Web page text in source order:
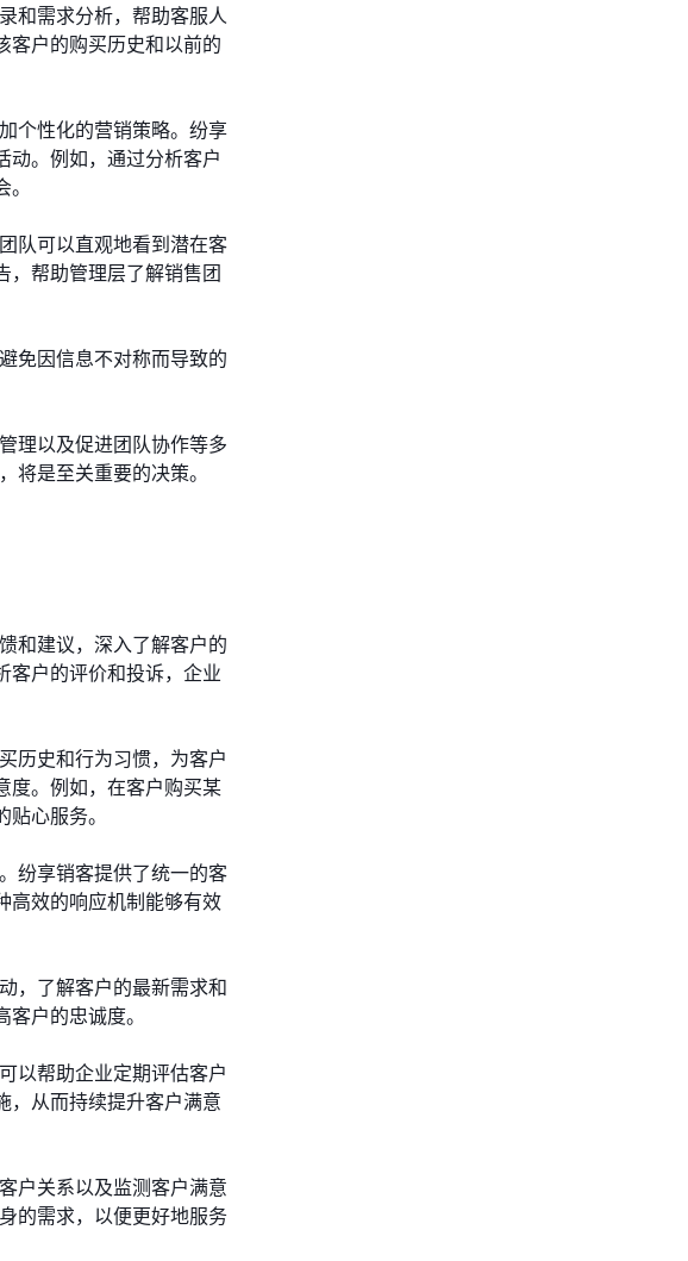
和需求分析，帮助客服人
客户的购买历史和以前的
个性化的营销策略。纷享
动。例如，通过分析客户
队可以直观地看到潜在客
，帮助管理层了解销售团
免因信息不对称而导致的
理以及促进团队协作等多
是至关重要的决策。
和建议，深入了解客户的
客户的评价和投诉，企业
历史和行为习惯，为客户
度。例如，在客户购买某
心服务。
纷享销客提供了统一的客
高效的响应机制能够有效
，了解客户的最新需求和
户的忠诚度。
以帮助企业定期评估客户
，从而持续提升客户满意
户关系以及监测客户满意
的需求，以便更好地服务